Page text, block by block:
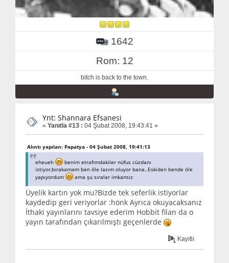
1642
Rom: 12
bitch is back to the town.
Ynt: Shannara Efsanesi
« Yanıtla #13 : 04 Şubat 2008, 19:43:41 »
Alıntı yapılan: Papatya - 04 Şubat 2008, 19:41:13
eheueh
benim etrafımdakiler nüfus cüzdanı
istiyor,bırakamam ben öle lazım oluyor bana..Eskiden bende öle
yapıyordum
ama şu sıralar imkansız
Üyelik kartın yok mu?Bizde tek seferlik istiyorlar
kaydedip geri veriyorlar :hönk Ayrıca okuyacaksanız
İthaki yayınlarını tavsiye ederim Hobbit filan da o
yayın tarafından çıkarılmıştı geçenlerde
Kayıtlı